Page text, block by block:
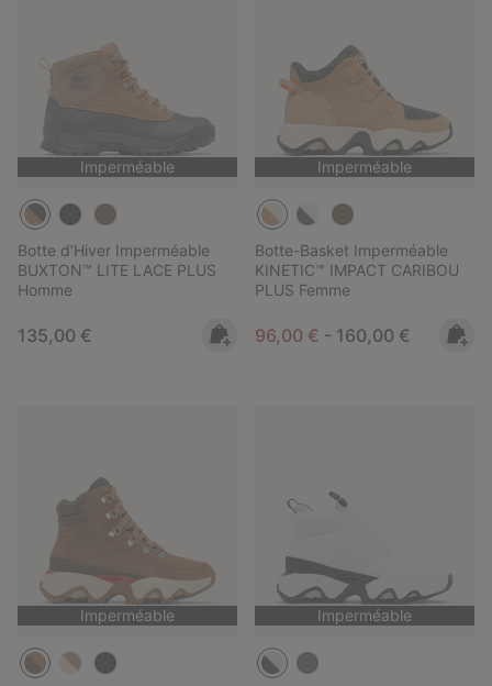
Imperméable
Botte d’Hiver Imperméable
BUXTON™ LITE LACE PLUS
Homme
Regular price:
135,00 €
Imperméable
Botte-Basket Imperméable
KINETIC™ IMPACT CARIBOU
PLUS Femme
Minimum sale price:
96,00 € - Maximum price:
160,00 €
Imperméable Imperméable